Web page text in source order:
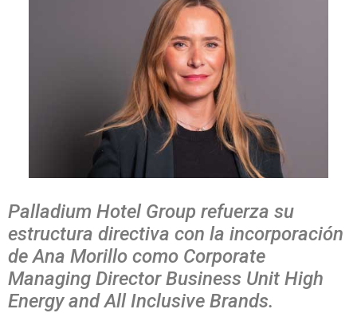
Palladium Hotel Group refuerza su
estructura directiva con la incorporación
de Ana Morillo como Corporate
Managing Director Business Unit High
Energy and All Inclusive Brands.